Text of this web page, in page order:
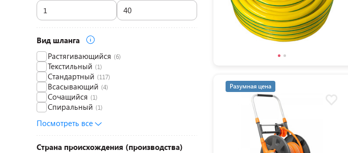
Вид шланга
Растягивающийся (6)
Текстильный (1)
Стандартный (117)
Всасывающий (4)
Сочащийся (1)
Спиральный (1)
Посмотреть все
Страна происхождения (производства)
Разумная цена